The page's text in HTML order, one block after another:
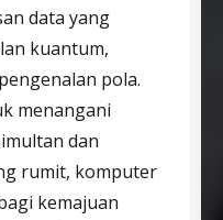
data yang
kuantum,
pola.
menangani
dan
rumit, komputer
kemajuan